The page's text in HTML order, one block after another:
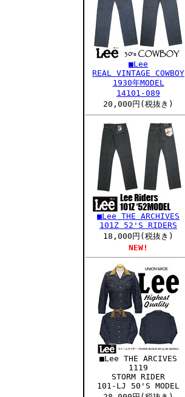
■Lee
REAL VINTAGE COWBOY
1930年MODEL
14101-089
20,000円(税抜き)
■Lee THE ARCHIVES
101Z 52'S RIDERS
18,000円(税抜き)
NEW!
■Lee THE ARCIVES
1119
STORM RIDER
101-LJ 50'S MODEL